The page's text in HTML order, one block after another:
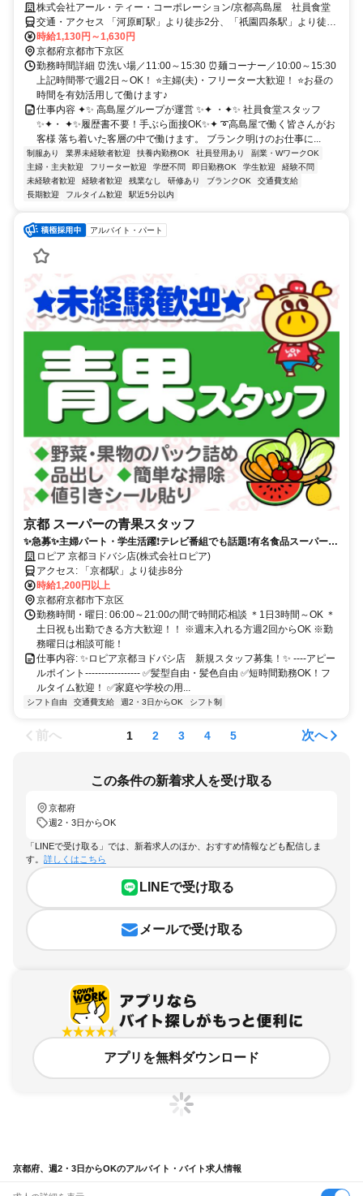
株式会社アール・ティー・コーポレーション/京都高島屋 社員食堂
交通・アクセス 「河原町駅」より徒歩2分、「祇園四条駅」より徒歩
5分、「三条駅」「清水五条駅」より徒歩12分
時給1,130円～1,630円
京都府京都市下京区
勤務時間詳細 ⏰洗い場／11:00～15:30 ⏰麺コーナー／10:00～15:30
上記時間帯で週2日～OK！ ⭐主婦(夫)・フリーター大歓迎！ ⭐お昼の
時間を有効活用して働けます♪
仕事内容 ✦✨ 高島屋グループが運営 ✨✦ ・✦✨ 社員食堂スタッフ
✨✦・ ✦✨履歴書不要！手ぶら面接OK✨✦ ➰高島屋で働く皆さんがお
客様 落ち着いた客層の中で働けます。 ブランク明けのお仕事に...
制服あり 業界未経験者歓迎 扶養内勤務OK 社員登用あり
副業・WワークOK
主婦・主夫歓迎
フリーター歓迎 学歴不問 即日勤務OK 学生歓迎
経験不問
未経験者歓迎
経験者歓迎 残業なし 研修あり ブランクOK
交通費支給
長期歓迎
フルタイム歓迎 駅近5分以内
アルバイト・パート
京都 スーパーの青果スタッフ
✨急募✨主婦パート・学生活躍❗︎テレビ番組でも話題❗︎有名食品スーパーで
新規募集❗︎
ロピア 京都ヨドバシ店(株式会社ロピア)
アクセス: 「京都駅」より徒歩8分
時給1,200円以上
京都府京都市下京区
勤務時間・曜日: 06:00～21:00の間で時間応相談 ＊1日3時間～OK ＊
土日祝も出勤できる方大歓迎！！ ※週末入れる方週2回からOK ※勤
務曜日は相談可能！
仕事内容: ✨ロピア京都ヨドバシ店 新規スタッフ募集！✨ ----アピー
ルポイント----------------- ✅髪型自由・髪色自由 ✅️短時間勤務OK！フ
ルタイム歓迎！ ✅️家庭や学校の用...
シフト自由 交通費支給 週2・3日からOK シフト制
前へ 1 2 3 4 5 次へ
この条件の新着求人を受け取る
京都府
週2・3日からOK
「LINEで受け取る」では、新着求人のほか、おすすめ情報なども配信しま
す。 詳しくはこちら
LINEで受け取る
メールで受け取る
アプリを無料ダウンロード
京都府、週2・3日からOKのアルバイト・バイト求人情報